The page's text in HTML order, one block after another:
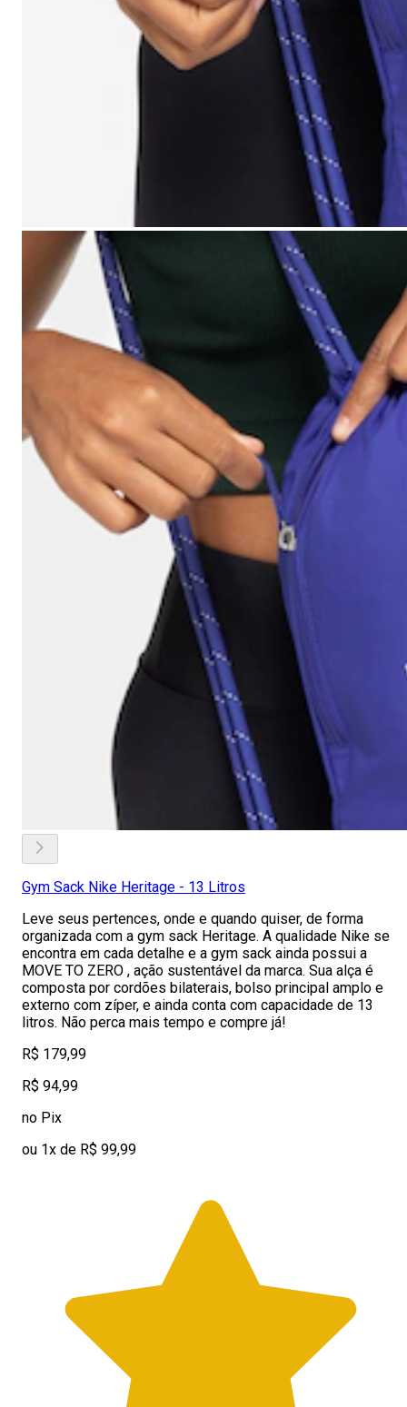
Gym Sack Nike Heritage - 13 Litros
Leve seus pertences, onde e quando quiser, de forma
organizada com a gym sack Heritage. A qualidade Nike se
encontra em cada detalhe e a gym sack ainda possui a
MOVE TO ZERO , ação sustentável da marca. Sua alça é
composta por cordões bilaterais, bolso principal amplo e
externo com zíper, e ainda conta com capacidade de 13
litros. Não perca mais tempo e compre já!
R$ 179,99
R$ 94,99
no Pix
ou 1x de R$ 99,99